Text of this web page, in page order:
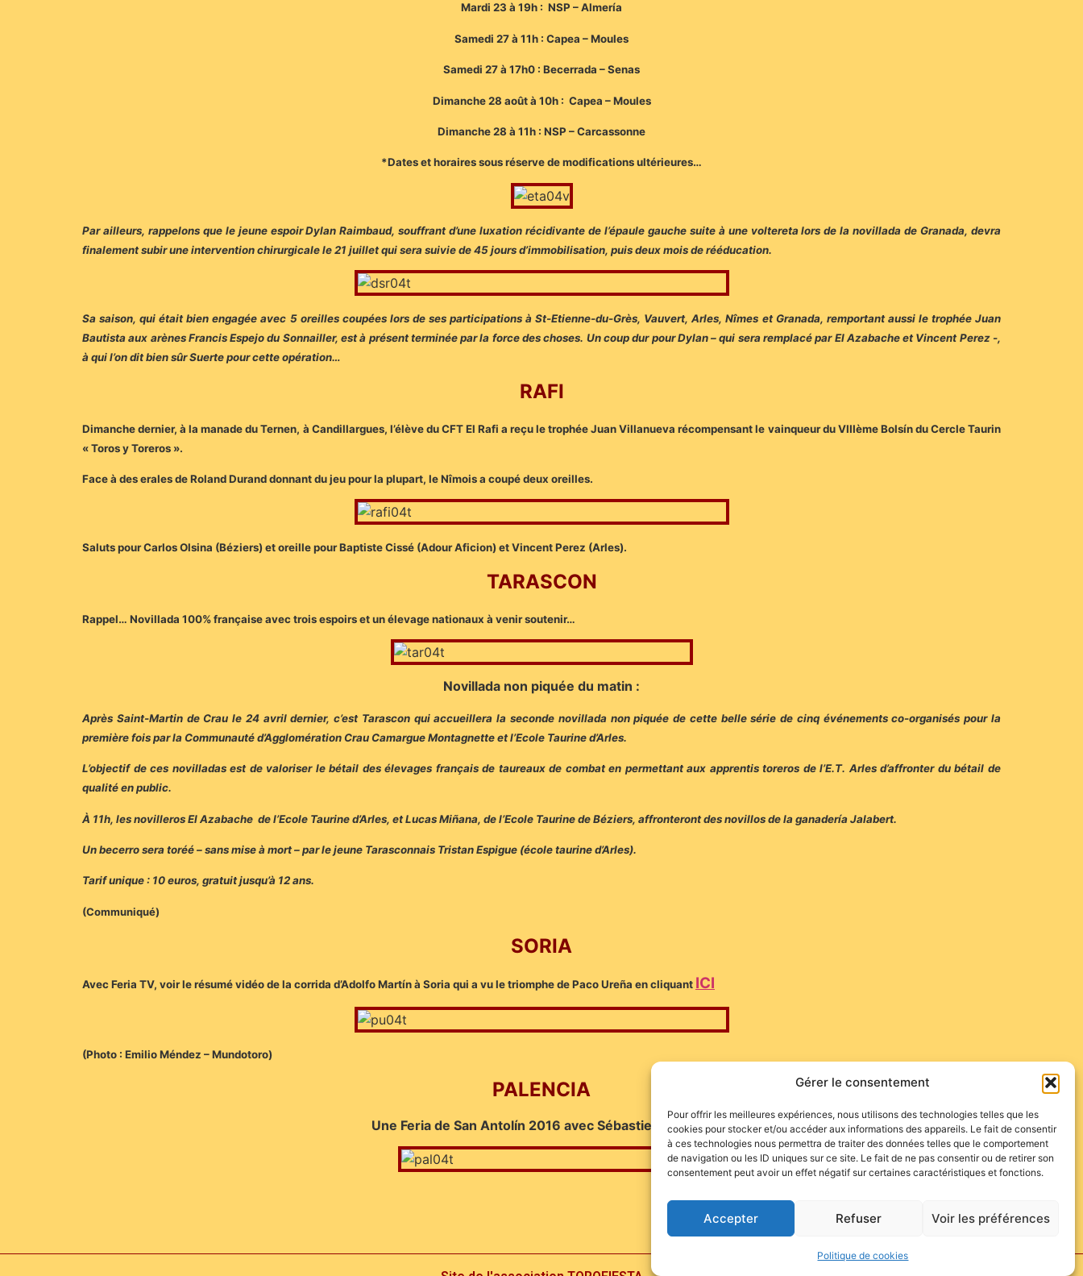
Gérer le consentement
Pour offrir les meilleures expériences, nous utilisons des technologies telles que les
cookies pour stocker et/ou accéder aux informations des appareils. Le fait de consentir
à ces technologies nous permettra de traiter des données telles que le comportement
de navigation ou les ID uniques sur ce site. Le fait de ne pas consentir ou de retirer son
consentement peut avoir un effet négatif sur certaines caractéristiques et fonctions.
Accepter Refuser Voir les préférences
Politique de cookies
Mardi 23 à 19h : NSP – Almería
Samedi 27 à 11h : Capea – Moules
Samedi 27 à 17h0 : Becerrada – Senas
Dimanche 28 août à 10h : Capea – Moules
Dimanche 28 à 11h : NSP – Carcassonne
*Dates et horaires sous réserve de modifications ultérieures…
Par ailleurs, rappelons que le jeune espoir Dylan Raimbaud, souffrant d’une luxation récidivante de l’épaule gauche suite à une voltereta lors de la novillada de Granada, devra
finalement subir une intervention chirurgicale le 21 juillet qui sera suivie de 45 jours d’immobilisation, puis deux mois de rééducation.
Sa saison, qui était bien engagée avec 5 oreilles coupées lors de ses participations à St-Etienne-du-Grès, Vauvert, Arles, Nîmes et Granada, remportant aussi le trophée Juan
Bautista aux arènes Francis Espejo du Sonnailler, est à présent terminée par la force des choses. Un coup dur pour Dylan – qui sera remplacé par El Azabache et Vincent Perez -,
à qui l’on dit bien sûr Suerte pour cette opération…
RAFI
Dimanche dernier, à la manade du Ternen, à Candillargues, l’élève du CFT El Rafi a reçu le trophée Juan Villanueva récompensant le vainqueur du VIIIème Bolsín du Cercle Taurin
« Toros y Toreros ».
Face à des erales de Roland Durand donnant du jeu pour la plupart, le Nîmois a coupé deux oreilles.
Saluts pour Carlos Olsina (Béziers) et oreille pour Baptiste Cissé (Adour Aficion) et Vincent Perez (Arles).
TARASCON
Rappel… Novillada 100% française avec trois espoirs et un élevage nationaux à venir soutenir…
Novillada non piquée du matin :
Après Saint-Martin de Crau le 24 avril dernier, c’est Tarascon qui accueillera la seconde novillada non piquée de cette belle série de cinq événements co-organisés pour la
première fois par la Communauté d’Agglomération Crau Camargue Montagnette et l’Ecole Taurine d’Arles.
L’objectif de ces novilladas est de valoriser le bétail des élevages français de taureaux de combat en permettant aux apprentis toreros de l’E.T. Arles d’affronter du bétail de
qualité en public.
À 11h, les novilleros El Azabache de l’Ecole Taurine d’Arles, et Lucas Miñana, de l’Ecole Taurine de Béziers, affronteront des novillos de la ganadería Jalabert.
Un becerro sera toréé – sans mise à mort – par le jeune Tarasconnais Tristan Espigue (école taurine d’Arles).
Tarif unique : 10 euros, gratuit jusqu’à 12 ans.
(Communiqué)
SORIA
Avec Feria TV, voir le résumé vidéo de la corrida d’Adolfo Martín à Soria qui a vu le triomphe de Paco Ureña en cliquant ICI
(Photo : Emilio Méndez – Mundotoro)
PALENCIA
Une Feria de San Antolín 2016 avec Sébastien et Léa…